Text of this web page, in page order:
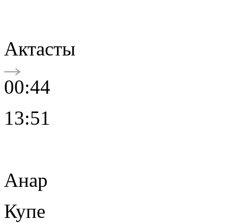
Актасты
00:44
13:51
Анар
Купе